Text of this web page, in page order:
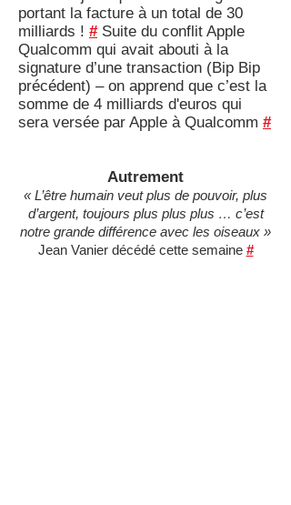
portant la facture à un total de 30
milliards ! #Suite du conflit Apple
Qualcomm qui avait abouti à la
signature d’une transaction (Bip Bip
précédent) – on apprend que c’est la
somme de 4 milliards d'euros qui
sera versée par Apple à Qualcomm #
Autrement
« L’être humain veut plus de pouvoir, plus
d’argent, toujours plus plus plus … c’est
notre grande différence avec les oiseaux »
Jean Vanier décédé cette semaine #